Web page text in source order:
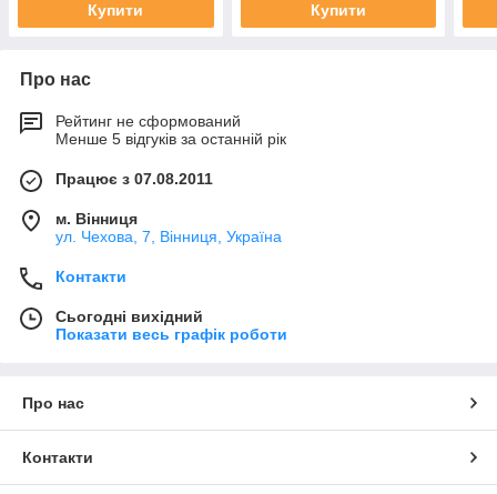
Купити Купити
Про нас
Рейтинг не сформований
Менше 5 відгуків за останній рік
Працює з 07.08.2011
м. Вінниця
ул. Чехова, 7, Вінниця, Україна
Контакти
Сьогодні вихідний
Показати весь графік роботи
Про нас
Контакти